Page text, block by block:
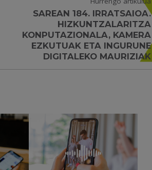
SAREAN 184. IRRATSAIOA.
HIZKUNTZALARITZA
KONPUTAZIONALA, KAMERA
EZKUTUAK ETA INGURUNE
DIGITALEKO MAURIZIAK